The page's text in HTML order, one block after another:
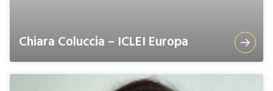
Chiara Coluccia – ICLEI Europa